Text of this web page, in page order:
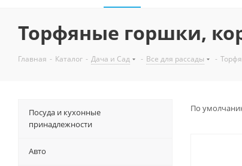
Торфяные горшки,
Главная - Каталог - Дача и Сад - Все для рассады -
По
Посуда и кухонные
принадлежности
Авто